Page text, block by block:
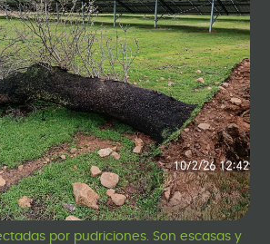
por pudriciones. Son escasas y